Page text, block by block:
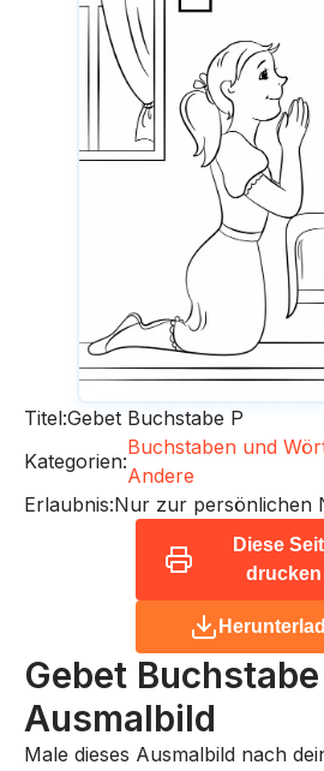
Titel:Gebet Buchstabe P
Kategorien:
Buchstaben und
Andere
Erlaubnis:Nur zur persönlichen
Diese
drucken
Gebet Buchstabe
Ausmalbild
Male dieses Ausmalbild nach